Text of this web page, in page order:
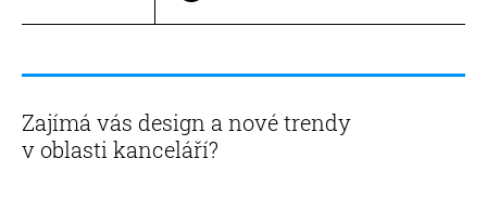
Zajímá vás design a nové trendy
v oblasti kanceláří?